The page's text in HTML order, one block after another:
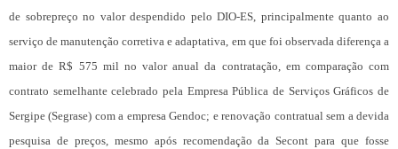
de sobrepreço no valor despendido pelo DIO-ES, principalmente quanto ao
serviço de manutenção corretiva e adaptativa, em que foi observada diferença a
maior de R$ 575 mil no valor anual da contratação, em comparação com
contrato semelhante celebrado pela Empresa Pública de Serviços Gráficos de
Sergipe (Segrase) com a empresa Gendoc; e renovação contratual sem a devida
pesquisa de preços, mesmo após recomendação da Secont para que fosse